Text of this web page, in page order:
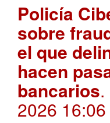
Policía
sobre
el que
hacen
bancarios
2026 16:06